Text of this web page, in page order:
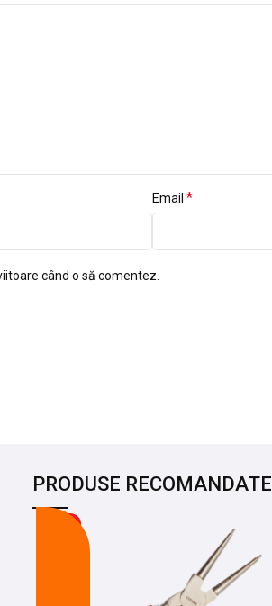
Email *
când o să comentez.
PRODUSE RECOMANDATE